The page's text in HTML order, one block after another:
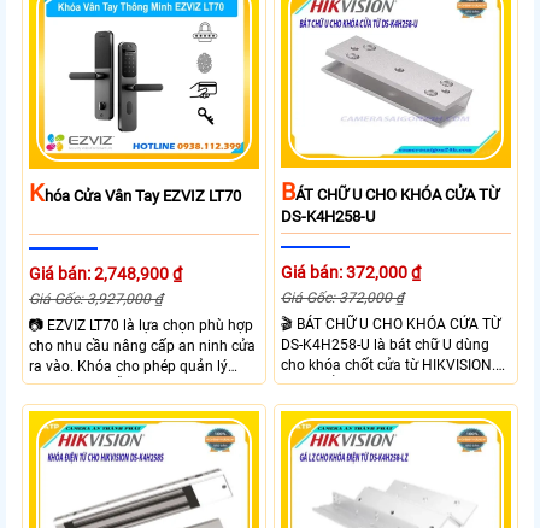
DL05 bạn sẽ sở hữu khóa cửa với 6
hình thức mở khóa và nhiều chức
năng an ninh như Cảnh báo phá
hoại và kiểm soát ra vào từ xa
ngay trên điện thoại
khiển từ xa qua app. Ezviz
DL50FVS hỗ trợ quản lý người
dùng cảnh báo an ninh và kiểm tra
trạng thái khóa giúp kiểm soát ra
vào từ xa qua app EZVIZ
KHóa Cửa Vân Tay EZVIZ LT70
Giá bán: 2,748,900 ₫
Giá Gốc: 3,927,000 ₫
📷 EZVIZ LT70 là lựa chọn phù hợp
cho nhu cầu nâng cấp an ninh cửa
ra vào. Khóa cho phép quản lý
người dùng dễ dàng theo dõi trạng
thái hoạt động và hỗ trợ cảnh báo
thông minh qua điện thoại. Khóa
cửa mang lại sự tiện lợi nhờ sự linh
hoạt trong cách sử dụng như vân
tay, mật khẩu và thẻ từ đảm bảo
kiểm soát ra vào hiệu quả.
BÁT CHỮ U CHO KHÓA CỬA TỪ
DS-K4H258-U
Giá bán: 372,000 ₫
Giá Gốc: 372,000 ₫
🎬 BÁT CHỮ U CHO KHÓA CỬA TỪ
DS-K4H258-U là bát chữ U dùng
cho khóa chốt cửa từ HIKVISION.
Sản phẩm được thiết kế chắc chắn,
dùng cho khóa Hikvision SH-
K5H258S/D. BÁT CHỮ U CHO
KHÓA CỬA TỪ DS-K4H258-U phù
hợp cửa ra vào, mở ra hướng về
bên trong ở góc 90 độ.